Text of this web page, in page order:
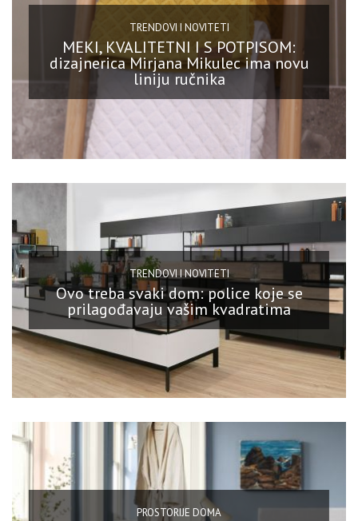
TRENDOVI I NOVITETI
MEKI, KVALITETNI I S POTPISOM:
dizajnerica Mirjana Mikulec ima novu
liniju ručnika
TRENDOVI I NOVITETI
Ovo treba svaki dom: police koje se
prilagođavaju vašim kvadratima
PROSTORIJE DOMA